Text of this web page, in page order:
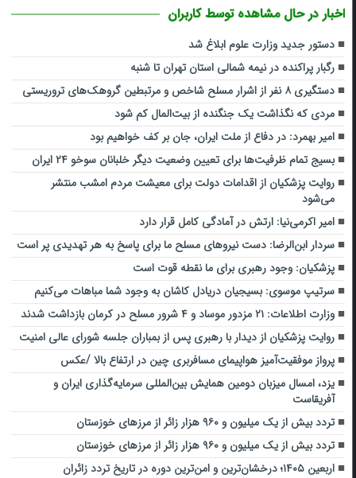
اخبار در حال مشاهده توسط کاربران
دستور جدید وزارت علوم ابلاغ شد
رگبار پراکنده در نیمه شمالی استان تهران تا شنبه
دستگیری ۸ نفر از اشرار مسلح شاخص و مرتبطین گروهک‌های تروریستی
مردی که نگذاشت یک جنگنده از بیت‌المال کم شود
امیر بهمرد: در دفاع از ملت ایران، جان بر کف خواهیم بود
بسیج تمام ظرفیت‌ها برای تعیین وضعیت دیگر خلبانان سوخو ۲۴ ایران
روایت پزشکیان از اقدامات دولت برای معیشت مردم امشب منتشر
می‌شود
امیر اکرمی‌نیا: ارتش در آمادگی کامل قرار دارد
سردار ابن‌الرضا: دست نیروهای مسلح ما برای پاسخ به هر تهدیدی پر است
پزشکیان: وجود رهبری برای ما نقطه قوت است
سرتیپ موسوی: بسیجیان دریادل کاشان به وجود شما مباهات می‌کنیم
وزارت اطلاعات: ۲۱ مزدور موساد و ۴ شرور مسلح در کرمان بازداشت شدند
روایت پزشکیان از دیدار با رهبری پس از بمباران جلسه شورای عالی امنیت
پرواز موفقیت‌آمیز هواپیمای مسافربری چین در ارتفاع بالا /عکس
یزد، امسال میزبان دومین همایش بین‌المللی سرمایه‌گذاری ایران و
آفریقاست
تردد بیش از یک میلیون و ۹۶۰ هزار زائر از مرزهای خوزستان
تردد بیش از یک میلیون و ۹۶۰ هزار زائر از مرزهای خوزستان
اربعین ۱۴۰۵؛ درخشان‌ترین و امن‌ترین دوره در تاریخ تردد زائران